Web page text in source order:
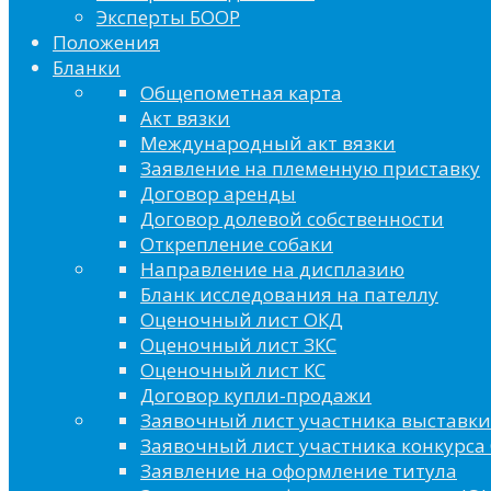
Эксперты БООР
Положения
Бланки
Общепометная карта
Акт вязки
Международный акт вязки
Заявление на племенную приставку
Договор аренды
Договор долевой собственности
Открепление собаки
Направление на дисплазию
Бланк исследования на пателлу
Оценочный лист ОКД
Оценочный лист ЗКС
Оценочный лист КС
Договор купли-продажи
Заявочный лист участника выставки
Заявочный лист участника конкурса
Заявление на оформление титула